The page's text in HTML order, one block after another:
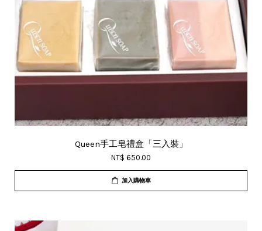
Queen手工皂禮盒「三入裝」
NT$ 650.00
加入購物車